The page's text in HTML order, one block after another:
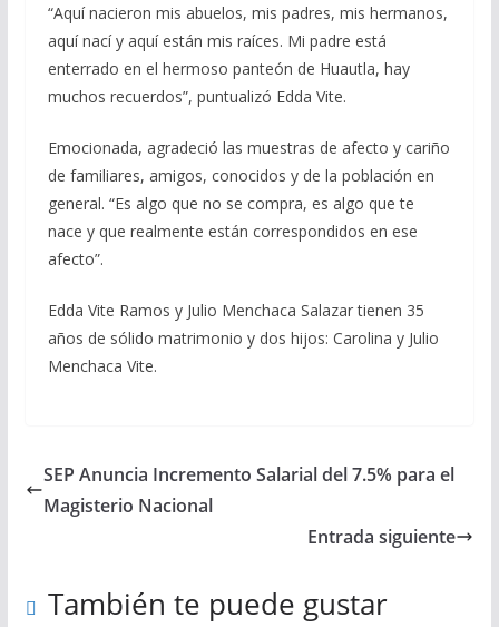
“Aquí nacieron mis abuelos, mis padres, mis hermanos,
aquí nací y aquí están mis raíces. Mi padre está
enterrado en el hermoso panteón de Huautla, hay
muchos recuerdos”, puntualizó Edda Vite.
Emocionada, agradeció las muestras de afecto y cariño
de familiares, amigos, conocidos y de la población en
general. “Es algo que no se compra, es algo que te
nace y que realmente están correspondidos en ese
afecto”.
Edda Vite Ramos y Julio Menchaca Salazar tienen 35
años de sólido matrimonio y dos hijos: Carolina y Julio
Menchaca Vite.
SEP Anuncia Incremento Salarial del 7.5% para el
Magisterio Nacional
Entrada siguiente
También te puede gustar